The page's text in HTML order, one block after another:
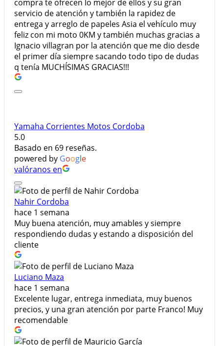
compra te ofrecen lo mejor de ellos y su gran
servicio de atención y también la rapidez de
entrega y arreglo de papeles Asia el vehículo muy
feliz con mi moto 0KM y también muchas gracias a
Ignacio villagran por la atención que me dio desde
el primer día siempre sacando todo tipo de dudas
q tenía MUCHÍSIMAS GRACIAS!!!
Yamaha Corrientes Motos Cordoba
5.0
Basado en 69 reseñas.
powered by Google
valóranos en
Nahir Cordoba
hace 1 semana
Muy buena atención, muy amables y siempre
respondiendo dudas y estando a disposición del
cliente
Luciano Maza
hace 1 semana
Excelente lugar, entrega inmediata, muy buenos
precios, y una gran atención por parte Franco! Muy
recomendable